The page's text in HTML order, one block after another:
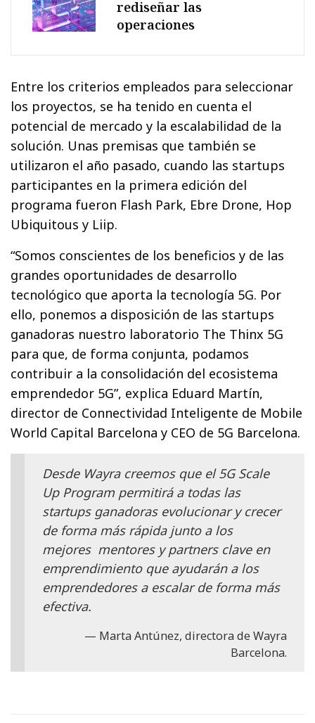
rediseñar las
operaciones
Entre los criterios empleados para seleccionar
los proyectos, se ha tenido en cuenta el
potencial de mercado y la escalabilidad de la
solución. Unas premisas que también se
utilizaron el año pasado, cuando las startups
participantes en la primera edición del
programa fueron Flash Park, Ebre Drone, Hop
Ubiquitous y Liip.
“Somos conscientes de los beneficios y de las
grandes oportunidades de desarrollo
tecnológico que aporta la tecnología 5G. Por
ello, ponemos a disposición de las startups
ganadoras nuestro laboratorio The Thinx 5G
para que, de forma conjunta, podamos
contribuir a la consolidación del ecosistema
emprendedor 5G”, explica Eduard Martín,
director de Connectividad Inteligente de Mobile
World Capital Barcelona y CEO de 5G Barcelona.‍
Desde Wayra creemos que el 5G Scale
Up Program permitirá a todas las
startups ganadoras evolucionar y crecer
de forma más rápida junto a los
mejores mentores y partners clave en
emprendimiento que ayudarán a los
emprendedores a escalar de forma más
efectiva.
Marta Antúnez, directora de Wayra
Barcelona.